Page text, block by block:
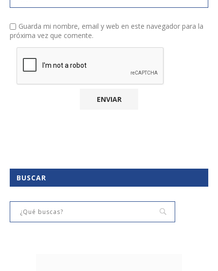
Guarda mi nombre, email y web en este navegador para la
próxima vez que comente.
BUSCAR